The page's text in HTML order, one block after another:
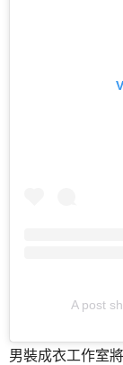
A post
男裝成衣工作室